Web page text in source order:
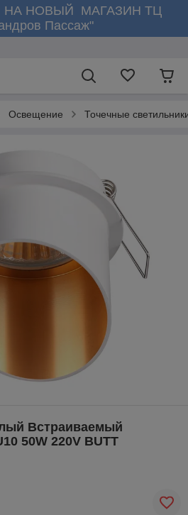
НА НОВЫЙ МАГАЗИН ТЦ
Пассаж"
Освещение Точечные
Встраиваемый
50W 220V BUTT